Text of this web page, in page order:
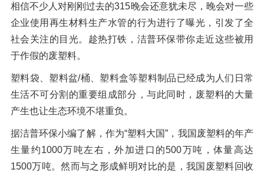
相信不少人对刚刚过去的315晚会还意犹未尽，晚会对一些
企业使用再生材料生产水管的行为进行了曝光，引发了全
社会关注的目光。趁热打铁，洁普环保带你走近这些被用
于作假的废塑料。
塑料袋、塑料盆/桶、塑料盒等塑料制品已经成为人们日常
生活不可分割的重要组成部分，与此同时，废塑料的大量
产生也让生态环境不堪重负。
据洁普环保小编了解，作为“塑料大国”，我国废塑料的年产
生量约1000万吨左右，外加进口的500万吨，体量高达
1500万吨。然而与之形成鲜明对比的是，我国废塑料回收